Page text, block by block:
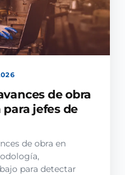
de obra
jefes de
de obra en
para detectar